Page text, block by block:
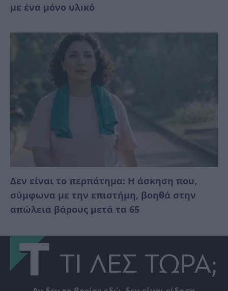
με ένα μόνο υλıκό
Δεν είναι το περπάτημα: Η άσκηση που,
σύμφωνα με την επιστήμη, βοηθά στην
απώλεια βάρους μετά τα 65